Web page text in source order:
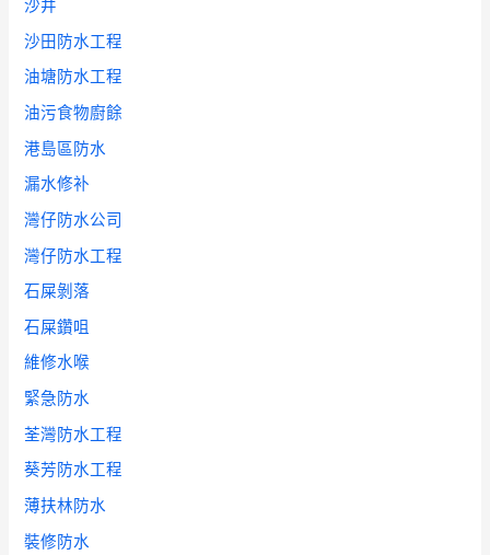
沙井
沙田防水工程
油塘防水工程
油污食物廚餘
港島區防水
漏水修补
灣仔防水公司
灣仔防水工程
石屎剝落
石屎鑽咀
維修水喉
緊急防水
荃灣防水工程
葵芳防水工程
薄扶林防水
裝修防水